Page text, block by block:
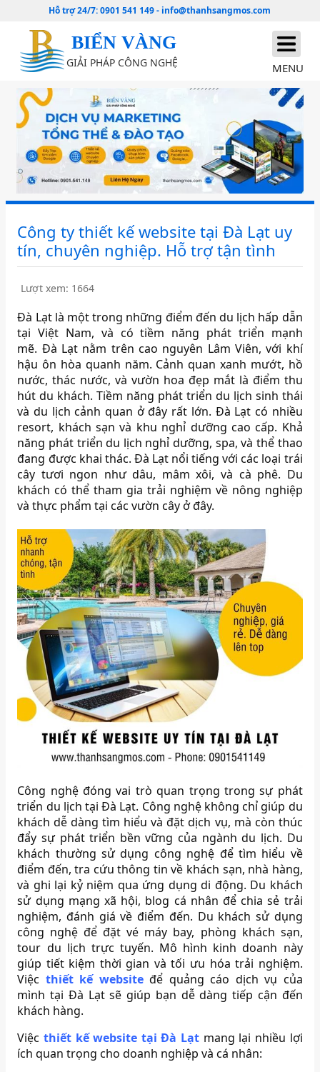
Hỗ trợ 24/7:0901 541 149- info@thanhsangmos.com
BIỂN VÀNG
GIẢI PHÁP CÔNG NGHỆ MENU
Công ty thiết kế website tại Đà Lạt uy
tín, chuyên nghiệp. Hỗ trợ tận tình
Lượt xem: 1664
Đà Lạt là một trong những điểm đến du lịch hấp dẫn
tại Việt Nam, và có tiềm năng phát triển mạnh
mẽ. Đà Lạt nằm trên cao nguyên Lâm Viên, với khí
hậu ôn hòa quanh năm. Cảnh quan xanh mướt, hồ
nước, thác nước, và vườn hoa đẹp mắt là điểm thu
hút du khách. Tiềm năng phát triển du lịch sinh thái
và du lịch cảnh quan ở đây rất lớn. Đà Lạt có nhiều
resort, khách sạn và khu nghỉ dưỡng cao cấp. Khả
năng phát triển du lịch nghỉ dưỡng, spa, và thể thao
đang được khai thác. Đà Lạt nổi tiếng với các loại trái
cây tươi ngon như dâu, mâm xôi, và cà phê. Du
khách có thể tham gia trải nghiệm về nông nghiệp
và thực phẩm tại các vườn cây ở đây.
Công nghệ đóng vai trò quan trọng trong sự phát
triển du lịch tại Đà Lạt. Công nghệ không chỉ giúp du
khách dễ dàng tìm hiểu và đặt dịch vụ, mà còn thúc
đẩy sự phát triển bền vững của ngành du lịch. Du
khách thường sử dụng công nghệ để tìm hiểu về
điểm đến, tra cứu thông tin về khách sạn, nhà hàng,
và ghi lại kỷ niệm qua ứng dụng di động. Du khách
sử dụng mạng xã hội, blog cá nhân để chia sẻ trải
nghiệm, đánh giá về điểm đến. Du khách sử dụng
công nghệ để đặt vé máy bay, phòng khách sạn,
tour du lịch trực tuyến. Mô hình kinh doanh này
giúp tiết kiệm thời gian và tối ưu hóa trải nghiệm.
Việc thiết kế websiteđể quảng cáo dịch vụ của
mình tại Đà Lạt sẽ giúp bạn dễ dàng tiếp cận đến
khách hàng.
Việcthiết kế website tại Đà Lạt mang lại nhiều lợi
ích quan trọng cho doanh nghiệp và cá nhân: